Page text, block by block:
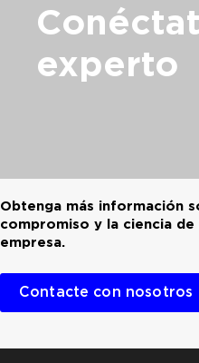
experto
Obtenga más información
compromiso y la ciencia
empresa.
Contacte con nosotros